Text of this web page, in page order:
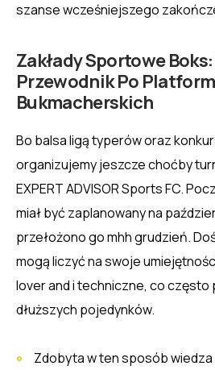
szanse wcześniejszego
Zakłady Sportowe
Przewodnik Po
Bukmacherskich
Bo balsa ligą typerów oraz
organizujemy jeszcze choćby
EXPERT ADVISOR Sports FC.
miał być zaplanowany na
przełożono go mhh grudzień.
mogą liczyć na swoje
lover and i techniczne, co często
dłuższych pojedynków.
Zdobyta w ten sposób wiedza